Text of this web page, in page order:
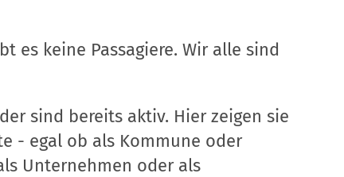
es keine Passagiere. Wir alle sind
sind bereits aktiv. Hier zeigen sie
- egal ob als Kommune oder
Unternehmen oder als